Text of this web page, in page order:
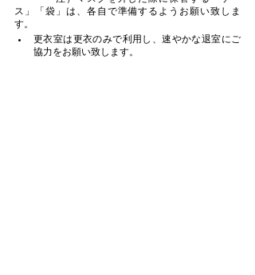
ス」「袋」は、各自で準備するようお願い致しま
す。
更衣室は更衣のみで利用し、速やかな退室にご
協力をお願い致します。